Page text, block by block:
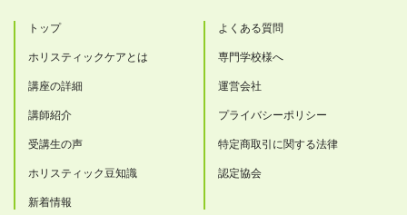
トップ
ホリスティックケアとは
講座の詳細
講師紹介
受講生の声
ホリスティック豆知識
新着情報
よくある質問
専門学校様へ
運営会社
プライバシーポリシー
特定商取引に関する法律
認定協会